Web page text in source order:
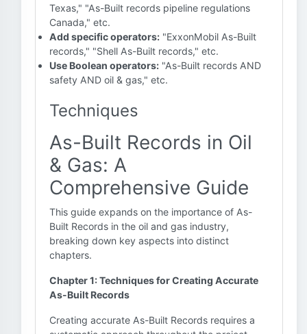
Texas," "As-Built records pipeline regulations
Canada," etc.
Add specific operators: "ExxonMobil As-Built
records," "Shell As-Built records," etc.
Use Boolean operators: "As-Built records AND
safety AND oil & gas," etc.
Techniques
As-Built Records in Oil
& Gas: A
Comprehensive Guide
This guide expands on the importance of As-
Built Records in the oil and gas industry,
breaking down key aspects into distinct
chapters.
Chapter 1: Techniques for Creating Accurate
As-Built Records
Creating accurate As-Built Records requires a